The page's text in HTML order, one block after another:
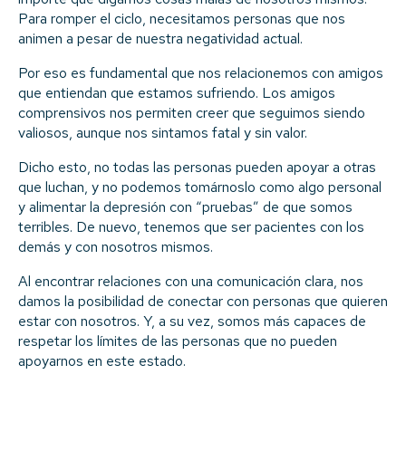
Para romper el ciclo, necesitamos personas que nos
animen a pesar de nuestra negatividad actual.
Por eso es fundamental que nos relacionemos con amigos
que entiendan que estamos sufriendo. Los amigos
comprensivos nos permiten creer que seguimos siendo
valiosos, aunque nos sintamos fatal y sin valor.
Dicho esto, no todas las personas pueden apoyar a otras
que luchan, y no podemos tomárnoslo como algo personal
y alimentar la depresión con “pruebas” de que somos
terribles. De nuevo, tenemos que ser pacientes con los
demás y con nosotros mismos.
Al encontrar relaciones con una comunicación clara, nos
damos la posibilidad de conectar con personas que quieren
estar con nosotros. Y, a su vez, somos más capaces de
respetar los límites de las personas que no pueden
apoyarnos en este estado.